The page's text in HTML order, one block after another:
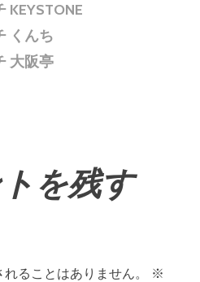
KEYSTONE
くんち
大阪亭
を残す
ることはありません。
※